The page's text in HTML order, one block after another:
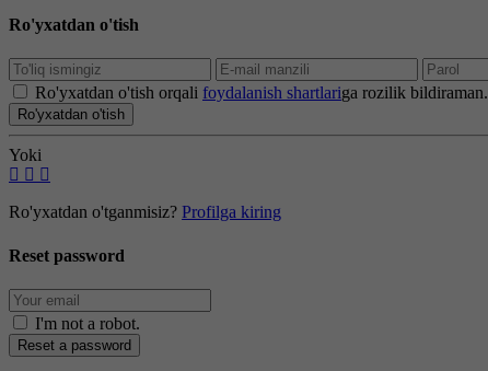
Ro'yxatdan o'tish
Ro'yxatdan o'tish orqali foydalanish shartlariga rozilik bildiraman.
Ro'yxatdan o'tish
Yoki
Ro'yxatdan o'tganmisiz? Profilga kiring
Reset password
I'm not a robot.
Reset a password